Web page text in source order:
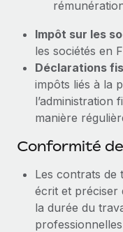
Impôt sur les
les sociétés en
Déclarations
impôts liés à la
l’administration
manière
Conformité
Les contrats de
écrit et préciser
la durée du